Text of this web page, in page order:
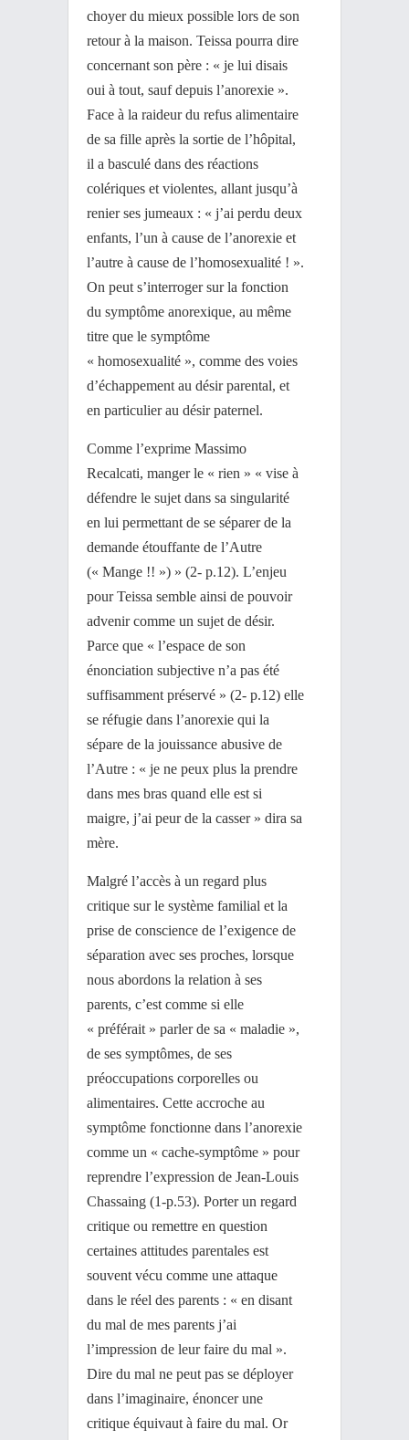
choyer du mieux possible lors de son
retour à la maison. Teissa pourra dire
concernant son père : « je lui disais
oui à tout, sauf depuis l’anorexie ».
Face à la raideur du refus alimentaire
de sa fille après la sortie de l’hôpital,
il a basculé dans des réactions
colériques et violentes, allant jusqu’à
renier ses jumeaux : « j’ai perdu deux
enfants, l’un à cause de l’anorexie et
l’autre à cause de l’homosexualité ! ».
On peut s’interroger sur la fonction
du symptôme anorexique, au même
titre que le symptôme
« homosexualité », comme des voies
d’échappement au désir parental, et
en particulier au désir paternel.
Comme l’exprime Massimo
Recalcati, manger le « rien » « vise à
défendre le sujet dans sa singularité
en lui permettant de se séparer de la
demande étouffante de l’Autre
(« Mange !! ») » (2- p.12). L’enjeu
pour Teissa semble ainsi de pouvoir
advenir comme un sujet de désir.
Parce que « l’espace de son
énonciation subjective n’a pas été
suffisamment préservé » (2- p.12) elle
se réfugie dans l’anorexie qui la
sépare de la jouissance abusive de
l’Autre : « je ne peux plus la prendre
dans mes bras quand elle est si
maigre, j’ai peur de la casser » dira sa
mère.
Malgré l’accès à un regard plus
critique sur le système familial et la
prise de conscience de l’exigence de
séparation avec ses proches, lorsque
nous abordons la relation à ses
parents, c’est comme si elle
« préférait » parler de sa « maladie »,
de ses symptômes, de ses
préoccupations corporelles ou
alimentaires. Cette accroche au
symptôme fonctionne dans l’anorexie
comme un « cache-symptôme » pour
reprendre l’expression de Jean-Louis
Chassaing (1-p.53). Porter un regard
critique ou remettre en question
certaines attitudes parentales est
souvent vécu comme une attaque
dans le réel des parents : « en disant
du mal de mes parents j’ai
l’impression de leur faire du mal ».
Dire du mal ne peut pas se déployer
dans l’imaginaire, énoncer une
critique équivaut à faire du mal. Or